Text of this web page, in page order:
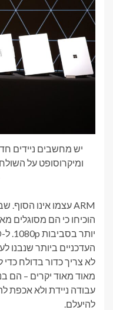
מאוד מאוד יקרים – הם
להיעלם.